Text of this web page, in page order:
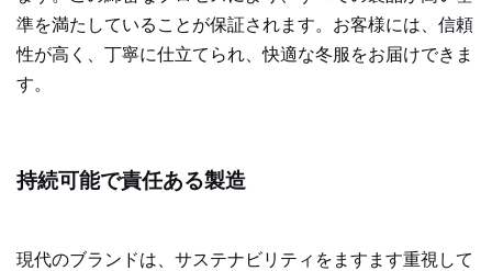
準を満たしていることが保証されます。お客様には、信頼
性が高く、丁寧に仕立てられ、快適な冬服をお届けできま
す。
持続可能で責任ある製造
現代のブランドは、サステナビリティをますます重視して